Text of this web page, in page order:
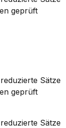
geprüft
Sätze
geprüft
Sätze